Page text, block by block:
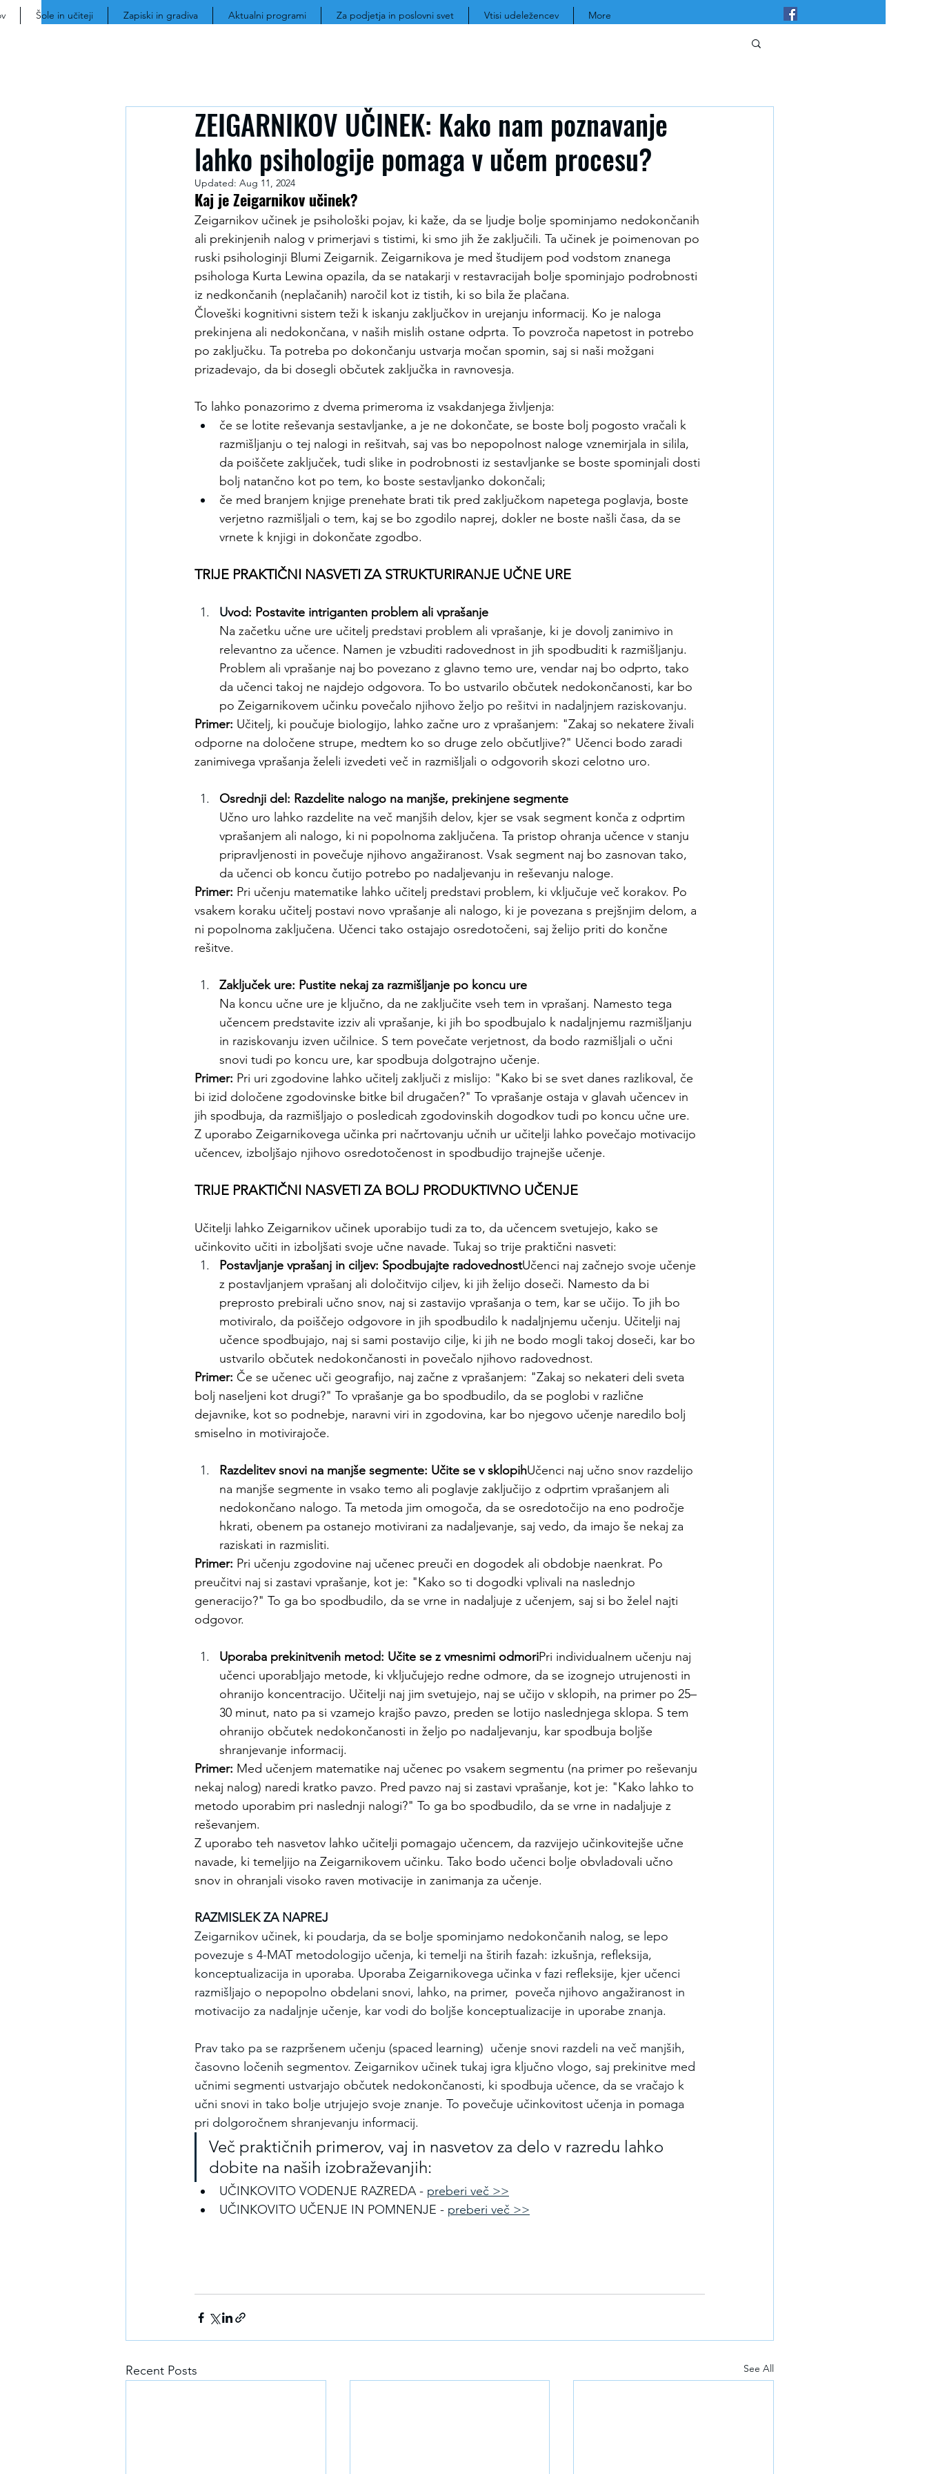
Šole in učiteji Zapiski in gradiva Aktualni programi Za podjetja in poslovni svet Vtisi udeležencev More
ZEIGARNIKOV UČINEK: Kako nam poznavanje
lahko psihologije pomaga v učem procesu?
Updated: Aug 11, 2024
Kaj je Zeigarnikov učinek?
Zeigarnikov učinek je psihološki pojav, ki kaže, da se ljudje bolje spominjamo nedokončanih
ali prekinjenih nalog v primerjavi s tistimi, ki smo jih že zaključili. Ta učinek je poimenovan po
ruski psihologinji Blumi Zeigarnik. Zeigarnikova je med študijem pod vodstom znanega
psihologa Kurta Lewina opazila, da se natakarji v restavracijah bolje spominjajo podrobnosti
iz nedkončanih (neplačanih) naročil kot iz tistih, ki so bila že plačana.
Človeški kognitivni sistem teži k iskanju zaključkov in urejanju informacij. Ko je naloga
prekinjena ali nedokončana, v naših mislih ostane odprta. To povzroča napetost in potrebo
po zaključku. Ta potreba po dokončanju ustvarja močan spomin, saj si naši možgani
prizadevajo, da bi dosegli občutek zaključka in ravnovesja.
To lahko ponazorimo z dvema primeroma iz vsakdanjega življenja:
če se lotite reševanja sestavljanke, a je ne dokončate, se boste bolj pogosto vračali k
razmišljanju o tej nalogi in rešitvah, saj vas bo nepopolnost naloge vznemirjala in silila,
da poiščete zaključek, tudi slike in podrobnosti iz sestavljanke se boste spominjali dosti
bolj natančno kot po tem, ko boste sestavljanko dokončali;
če med branjem knjige prenehate brati tik pred zaključkom napetega poglavja, boste
verjetno razmišljali o tem, kaj se bo zgodilo naprej, dokler ne boste našli časa, da se
vrnete k knjigi in dokončate zgodbo.
TRIJE PRAKTIČNI NASVETI ZA STRUKTURIRANJE UČNE URE
Uvod: Postavite intriganten problem ali vprašanje
Na začetku učne ure učitelj predstavi problem ali vprašanje, ki je dovolj zanimivo in
relevantno za učence. Namen je vzbuditi radovednost in jih spodbuditi k razmišljanju.
Problem ali vprašanje naj bo povezano z glavno temo ure, vendar naj bo odprto, tako
da učenci takoj ne najdejo odgovora. To bo ustvarilo občutek nedokončanosti, kar bo
po Zeigarnikovem učinku povečalo njihovo željo po rešitvi in nadaljnjem raziskovanju.
Primer: Učitelj, ki poučuje biologijo, lahko začne uro z vprašanjem: "Zakaj so nekatere živali
odporne na določene strupe, medtem ko so druge zelo občutljive?" Učenci bodo zaradi
zanimivega vprašanja želeli izvedeti več in razmišljali o odgovorih skozi celotno uro.
Osrednji del: Razdelite nalogo na manjše, prekinjene segmente
Učno uro lahko razdelite na več manjših delov, kjer se vsak segment konča z odprtim
vprašanjem ali nalogo, ki ni popolnoma zaključena. Ta pristop ohranja učence v stanju
pripravljenosti in povečuje njihovo angažiranost. Vsak segment naj bo zasnovan tako,
da učenci ob koncu čutijo potrebo po nadaljevanju in reševanju naloge.
Primer: Pri učenju matematike lahko učitelj predstavi problem, ki vključuje več korakov. Po
vsakem koraku učitelj postavi novo vprašanje ali nalogo, ki je povezana s prejšnjim delom, a
ni popolnoma zaključena. Učenci tako ostajajo osredotočeni, saj želijo priti do končne
rešitve.
Zaključek ure: Pustite nekaj za razmišljanje po koncu ure
Na koncu učne ure je ključno, da ne zaključite vseh tem in vprašanj. Namesto tega
učencem predstavite izziv ali vprašanje, ki jih bo spodbujalo k nadaljnjemu razmišljanju
in raziskovanju izven učilnice. S tem povečate verjetnost, da bodo razmišljali o učni
snovi tudi po koncu ure, kar spodbuja dolgotrajno učenje.
Primer: Pri uri zgodovine lahko učitelj zaključi z mislijo: "Kako bi se svet danes razlikoval, če
bi izid določene zgodovinske bitke bil drugačen?" To vprašanje ostaja v glavah učencev in
jih spodbuja, da razmišljajo o posledicah zgodovinskih dogodkov tudi po koncu učne ure.
Z uporabo Zeigarnikovega učinka pri načrtovanju učnih ur učitelji lahko povečajo motivacijo
učencev, izboljšajo njihovo osredotočenost in spodbudijo trajnejše učenje.
TRIJE PRAKTIČNI NASVETI ZA BOLJ PRODUKTIVNO UČENJE
Učitelji lahko Zeigarnikov učinek uporabijo tudi za to, da učencem svetujejo, kako se
učinkovito učiti in izboljšati svoje učne navade. Tukaj so trije praktični nasveti:
Postavljanje vprašanj in ciljev: Spodbujajte radovednostUčenci naj začnejo svoje učenje
z postavljanjem vprašanj ali določitvijo ciljev, ki jih želijo doseči. Namesto da bi
preprosto prebirali učno snov, naj si zastavijo vprašanja o tem, kar se učijo. To jih bo
motiviralo, da poiščejo odgovore in jih spodbudilo k nadaljnjemu učenju. Učitelji naj
učence spodbujajo, naj si sami postavijo cilje, ki jih ne bodo mogli takoj doseči, kar bo
ustvarilo občutek nedokončanosti in povečalo njihovo radovednost.
Primer: Če se učenec uči geografijo, naj začne z vprašanjem: "Zakaj so nekateri deli sveta
bolj naseljeni kot drugi?" To vprašanje ga bo spodbudilo, da se poglobi v različne
dejavnike, kot so podnebje, naravni viri in zgodovina, kar bo njegovo učenje naredilo bolj
smiselno in motivirajoče.
Razdelitev snovi na manjše segmente: Učite se v sklopihUčenci naj učno snov razdelijo
na manjše segmente in vsako temo ali poglavje zaključijo z odprtim vprašanjem ali
nedokončano nalogo. Ta metoda jim omogoča, da se osredotočijo na eno področje
hkrati, obenem pa ostanejo motivirani za nadaljevanje, saj vedo, da imajo še nekaj za
raziskati in razmisliti.
Primer: Pri učenju zgodovine naj učenec preuči en dogodek ali obdobje naenkrat. Po
preučitvi naj si zastavi vprašanje, kot je: "Kako so ti dogodki vplivali na naslednjo
generacijo?" To ga bo spodbudilo, da se vrne in nadaljuje z učenjem, saj si bo želel najti
odgovor.
Uporaba prekinitvenih metod: Učite se z vmesnimi odmoriPri individualnem učenju naj
učenci uporabljajo metode, ki vključujejo redne odmore, da se izognejo utrujenosti in
ohranijo koncentracijo. Učitelji naj jim svetujejo, naj se učijo v sklopih, na primer po 25–
30 minut, nato pa si vzamejo krajšo pavzo, preden se lotijo naslednjega sklopa. S tem
ohranijo občutek nedokončanosti in željo po nadaljevanju, kar spodbuja boljše
shranjevanje informacij.
Primer: Med učenjem matematike naj učenec po vsakem segmentu (na primer po reševanju
nekaj nalog) naredi kratko pavzo. Pred pavzo naj si zastavi vprašanje, kot je: "Kako lahko to
metodo uporabim pri naslednji nalogi?" To ga bo spodbudilo, da se vrne in nadaljuje z
reševanjem.
Z uporabo teh nasvetov lahko učitelji pomagajo učencem, da razvijejo učinkovitejše učne
navade, ki temeljijo na Zeigarnikovem učinku. Tako bodo učenci bolje obvladovali učno
snov in ohranjali visoko raven motivacije in zanimanja za učenje.
RAZMISLEK ZA NAPREJ
Zeigarnikov učinek, ki poudarja, da se bolje spominjamo nedokončanih nalog, se lepo
povezuje s 4-MAT metodologijo učenja, ki temelji na štirih fazah: izkušnja, refleksija,
konceptualizacija in uporaba. Uporaba Zeigarnikovega učinka v fazi refleksije, kjer učenci
razmišljajo o nepopolno obdelani snovi, lahko, na primer,  poveča njihovo angažiranost in
motivacijo za nadaljnje učenje, kar vodi do boljše konceptualizacije in uporabe znanja.
Prav tako pa se razpršenem učenju (spaced learning)  učenje snovi razdeli na več manjših,
časovno ločenih segmentov. Zeigarnikov učinek tukaj igra ključno vlogo, saj prekinitve med
učnimi segmenti ustvarjajo občutek nedokončanosti, ki spodbuja učence, da se vračajo k
učni snovi in tako bolje utrjujejo svoje znanje. To povečuje učinkovitost učenja in pomaga
pri dolgoročnem shranjevanju informacij.
Več praktičnih primerov, vaj in nasvetov za delo v razredu lahko
dobite na naših izobraževanjih:
UČINKOVITO VODENJE RAZREDA - preberi več >>
UČINKOVITO UČENJE IN POMNENJE - preberi več >>
Recent Posts See All